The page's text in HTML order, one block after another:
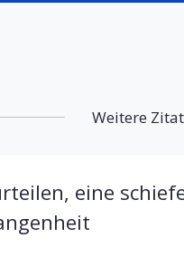
Weitere
eine